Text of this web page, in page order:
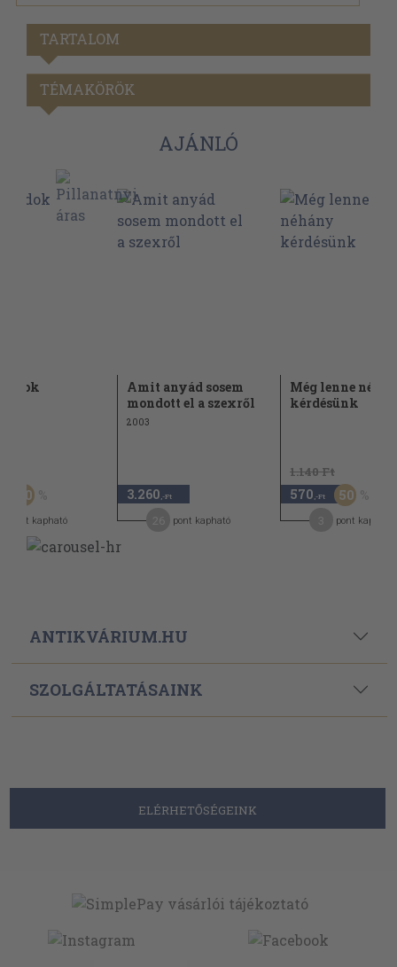
TARTALOM
TÉMAKÖRÖK
AJÁNLÓ
50
pont kapható
Amit anyád sosem
mondott el a szexről
2003
3.260 ,-Ft
pont kapható
Még lenne
kérdésünk
1.140 Ft
570 ,-Ft 50
pont kapható
ANTIKVÁRIUM.HU
SZOLGÁLTATÁSAINK
ELÉRHETŐSÉGEINK